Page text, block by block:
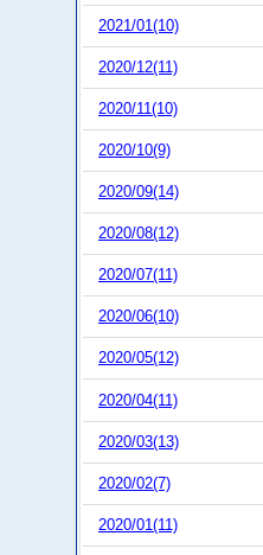
2021/01(10)
2020/12(11)
2020/11(10)
2020/10(9)
2020/09(14)
2020/08(12)
2020/07(11)
2020/06(10)
2020/05(12)
2020/04(11)
2020/03(13)
2020/02(7)
2020/01(11)